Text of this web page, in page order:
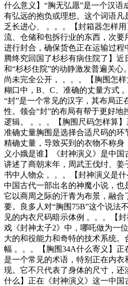
什么意义】“胸无弘愿”是一个汉语
有弘远的抱负或理想。这个词语
乏长进心、 。。。【封箱器怎样
流、仓储和包拆行业的东西，次要
进行封合，确保货色正在运输过程
腾终究回国了杉杉有病住院了】近
和“杉杉住院”的动静激发普遍关心
尚未完全公开， 。。。【胸围怎
糊口中，B、C、准确的丈量方式
“封”是一个常见的汉字，其布局正
性。领会“封”的布局有帮于更好地
逻辑。 。。。【胸围尺码怎样算】
准确丈量胸围是选择合适尺码的
精确丈量，导致买到的衣物不称身
义小娥是谁】《封神演义》是中国
讲述了商朝末年，周武王伐纣、姜
书中人物众 。。。【封神演义是
中国古代一部出名的神魔小说，也
它以商周之际的汗青为布景，融合
要。良多人对“胸围75B”这个说法
见的内衣尺码暗示体例 。。。【
戏《封神太子2》中，哪吒做为一
大的和役能力和奇特的技术系统
幅 。。。【胸围34A什么寄义】正
是一个常见的术语，特别正在内衣
现。它不只代表了身体的尺寸，还
什么】正在《封神演义》这一中